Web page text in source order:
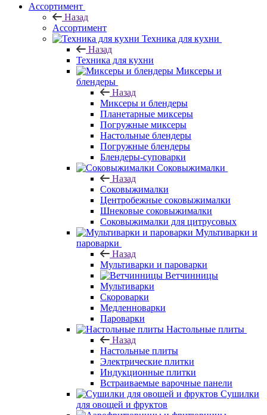
Ассортимент
Назад
Ассортимент
Техника для кухни
Назад
Техника для кухни
Миксеры и
блендеры
Назад
Миксеры и блендеры
Планетарные миксеры
Погружные миксеры
Настольные блендеры
Погружные блендеры
Блендеры-суповарки
Соковыжималки
Назад
Соковыжималки
Центробежные соковыжималки
Шнековые соковыжималки
Соковыжималки для цитрусовых
Мультиварки и
пароварки
Назад
Мультиварки и пароварки
Ветчинницы
Мультиварки
Скороварки
Медленноварки
Пароварки
Настольные плиты
Назад
Настольные плиты
Электрические плитки
Индукционные плитки
Встраиваемые варочные панели
Сушилки
для овощей и фруктов